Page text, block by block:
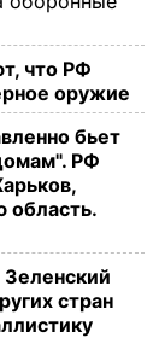
что РФ
оружие
бьет
РФ
область.
стран